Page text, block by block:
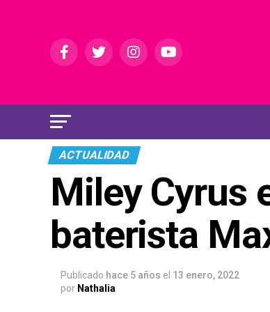
ACTUALIDAD
Miley Cyrus
baterista
Publicado hace 5 años el 13 enero, 2022
por Nathalia